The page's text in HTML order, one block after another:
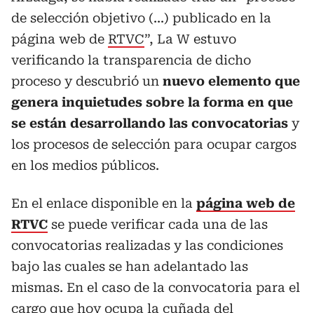
de selección objetivo (...) publicado en la
página web de RTVC”, La W estuvo
verificando la transparencia de dicho
proceso y descubrió un nuevo elemento que
genera inquietudes sobre la forma en que
se están desarrollando las convocatorias y
los procesos de selección para ocupar cargos
en los medios públicos.
En el enlace disponible en la página web de
RTVC se puede verificar cada una de las
convocatorias realizadas y las condiciones
bajo las cuales se han adelantado las
mismas. En el caso de la convocatoria para el
cargo que hoy ocupa la cuñada del